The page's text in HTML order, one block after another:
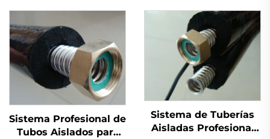
Sistema Profesional de
Tubos Aislados para
Sistema de Tuberías
Aisladas Profesional